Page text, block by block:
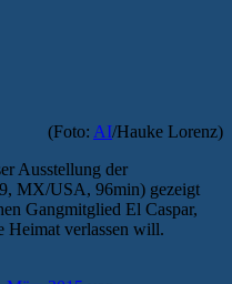
(Foto: AI/Hauke Lorenz)
Ausstellung der
MX/USA, 96min) gezeigt
Gangmitglied El Caspar,
Heimat verlassen will.